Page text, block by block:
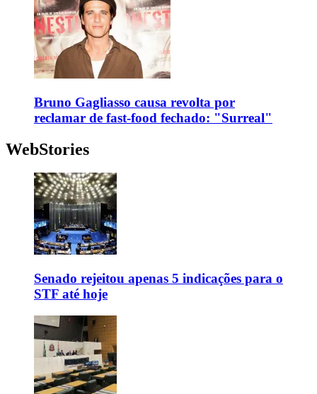
Bruno Gagliasso causa revolta por
reclamar de fast-food fechado: "Surreal"
WebStories
Senado rejeitou apenas 5 indicações para o
STF até hoje